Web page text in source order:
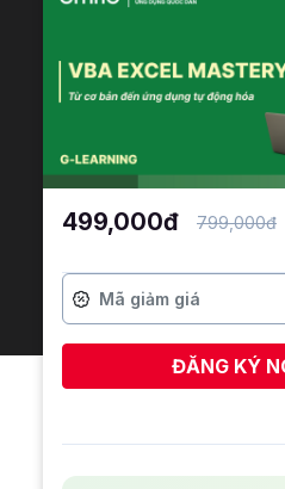
499,000đ 799,000đ
ĐĂNG KÝ